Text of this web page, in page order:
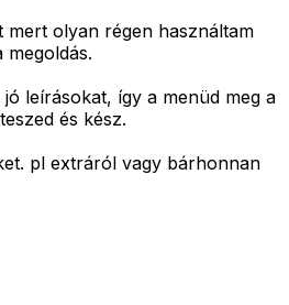
olyan régen használtam
leírásokat, így a menüd meg a
és kész.
pl extráról vagy bárhonnan